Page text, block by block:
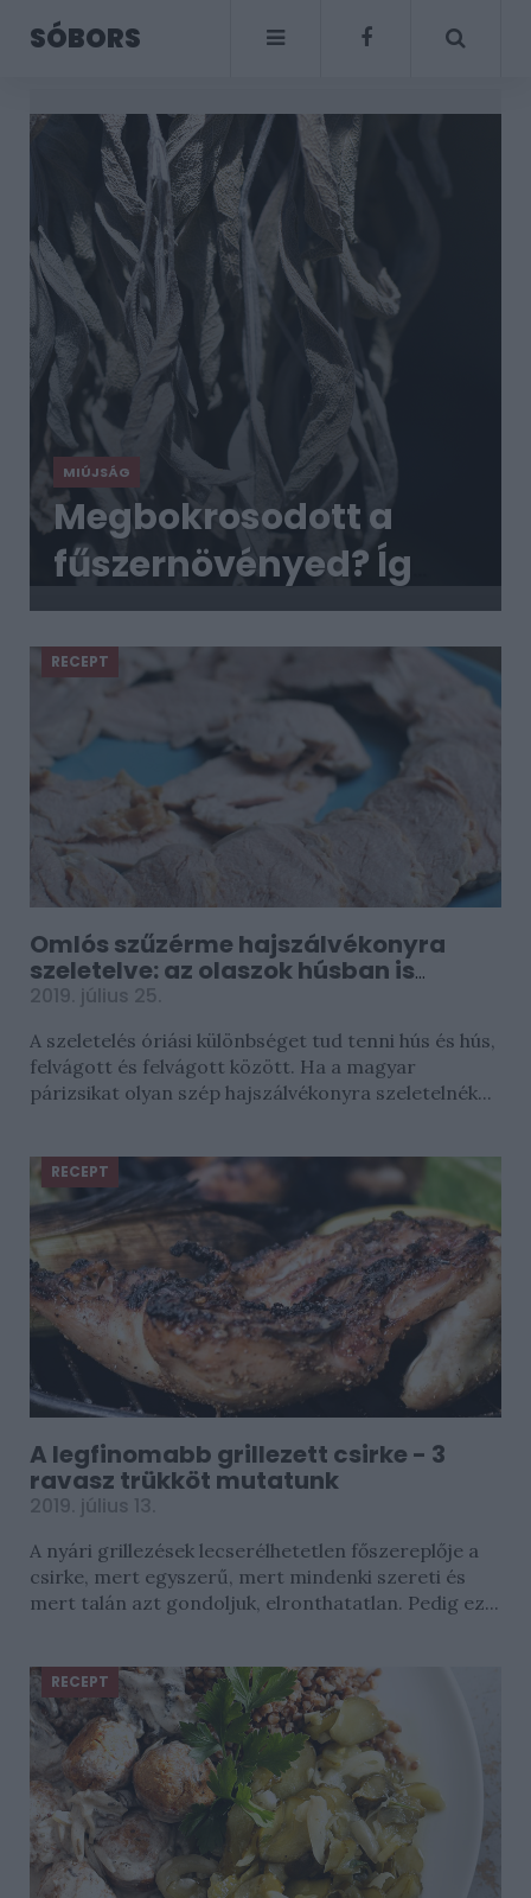
SÓBORS
MIÚJSÁG
Megbokrosodott a
fűszernövényed? Így
tedd el télre!
RECEPT
Omlós szűzérme hajszálvékonyra
szeletelve: az olaszok húsban is
csúcsak
2019. július 25.
A szeletelés óriási különbséget tud tenni hús és hús,
felvágott és felvágott között. Ha a magyar
párizsikat olyan szép hajszálvékonyra szeletelnék...
RECEPT
A legfinomabb grillezett csirke - 3
ravasz trükköt mutatunk
2019. július 13.
A nyári grillezések lecserélhetetlen főszereplője a
csirke, mert egyszerű, mert mindenki szereti és
mert talán azt gondoljuk, elronthatatlan. Pedig ez...
RECEPT